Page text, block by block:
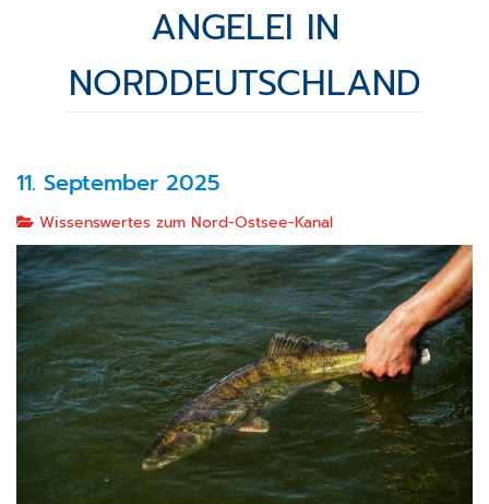
ANGELEI IN
NORDDEUTSCHLAND
11. September 2025
Wissenswertes zum Nord-Ostsee-Kanal